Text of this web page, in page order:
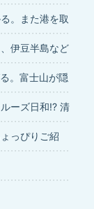
。また港を取
伊豆半島など
。富士山が隠
ーズ日和!? 清
っぴりご紹